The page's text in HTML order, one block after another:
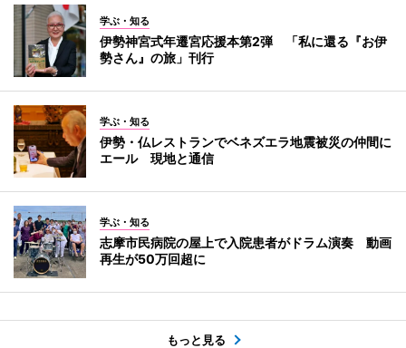
学ぶ・知る
伊勢神宮式年遷宮応援本第2弾 「私に還る『お伊
勢さん』の旅」刊行
学ぶ・知る
伊勢・仏レストランでベネズエラ地震被災の仲間に
エール 現地と通信
学ぶ・知る
志摩市民病院の屋上で入院患者がドラム演奏 動画
再生が50万回超に
もっと見る